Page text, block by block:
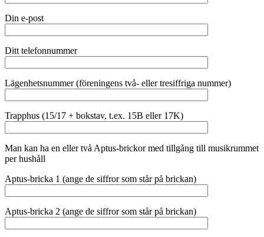
Din e-post
Ditt telefonnummer
Lägenhetsnummer (föreningens två- eller tresiffriga nummer)
Trapphus (15/17 + bokstav, t.ex. 15B eller 17K)
Man kan ha en eller två Aptus-brickor med tillgång till musikrummet
per hushåll
Aptus-bricka 1 (ange de siffror som står på brickan)
Aptus-bricka 2 (ange de siffror som står på brickan)